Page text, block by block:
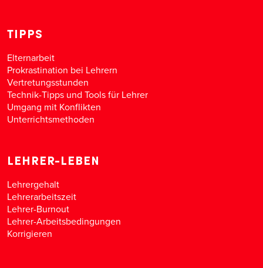
TIPPS
Elternarbeit
Prokrastination bei Lehrern
Vertretungsstunden
Technik-Tipps und Tools für Lehrer
Umgang mit Konflikten
Unterrichtsmethoden
LEHRER-LEBEN
Lehrergehalt
Lehrerarbeitszeit
Lehrer-Burnout
Lehrer-Arbeitsbedingungen
Korrigieren